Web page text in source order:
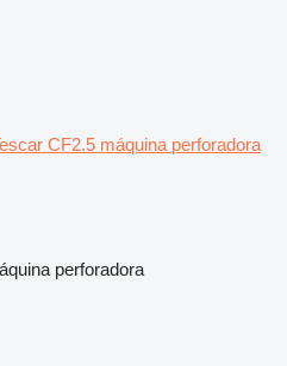
CF2.5 máquina perforadora
perforadora